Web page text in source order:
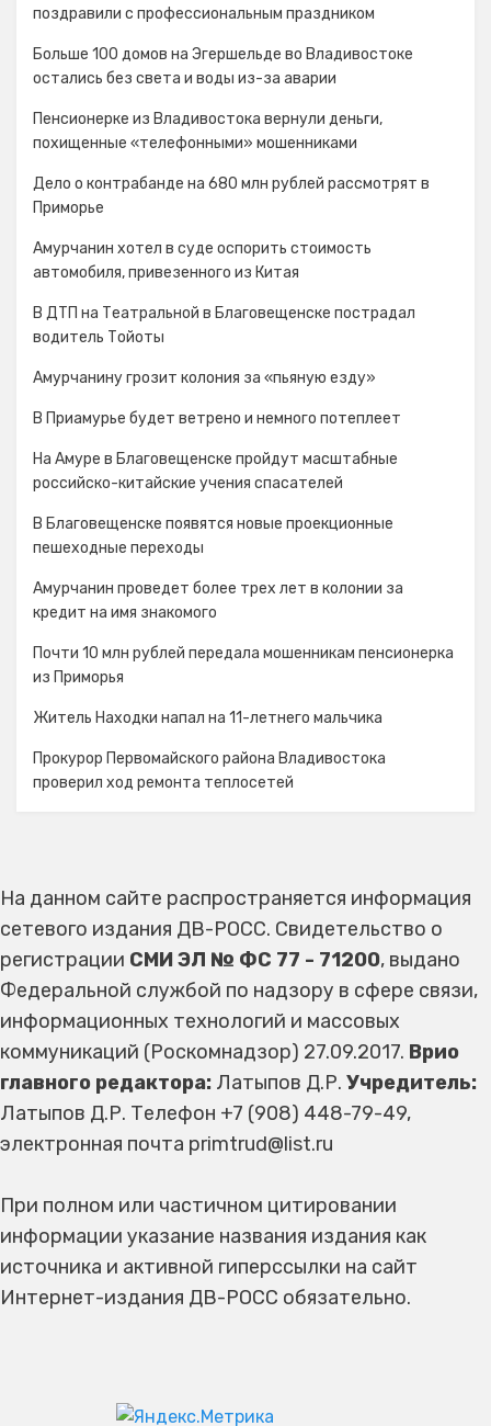
поздравили с профессиональным праздником
Больше 100 домов на Эгершельде во Владивостоке
остались без света и воды из-за аварии
Пенсионерке из Владивостока вернули деньги,
похищенные «телефонными» мошенниками
Дело о контрабанде на 680 млн рублей рассмотрят в
Приморье
Амурчанин хотел в суде оспорить стоимость
автомобиля, привезенного из Китая
В ДТП на Театральной в Благовещенске пострадал
водитель Тойоты
Амурчанину грозит колония за «пьяную езду»
В Приамурье будет ветрено и немного потеплеет
На Амуре в Благовещенске пройдут масштабные
российско-китайские учения спасателей
В Благовещенске появятся новые проекционные
пешеходные переходы
Амурчанин проведет более трех лет в колонии за
кредит на имя знакомого
Почти 10 млн рублей передала мошенникам пенсионерка
из Приморья
Житель Находки напал на 11-летнего мальчика
Прокурор Первомайского района Владивостока
проверил ход ремонта теплосетей
На данном сайте распространяется информация
сетевого издания ДВ-РОСС. Свидетельство о
регистрации СМИ ЭЛ № ФС 77 - 71200, выдано
Федеральной службой по надзору в сфере связи,
информационных технологий и массовых
коммуникаций (Роскомнадзор) 27.09.2017. Врио
главного редактора: Латыпов Д.Р. Учредитель:
Латыпов Д.Р. Телефон +7 (908) 448-79-49,
электронная почта primtrud@list.ru
При полном или частичном цитировании
информации указание названия издания как
источника и активной гиперссылки на сайт
Интернет-издания ДВ-РОСС обязательно.